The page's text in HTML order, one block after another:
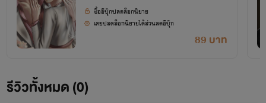
89 บาท
ซื้ออีบุ๊กปลดล็อกนิยาย
เคยปลดล็อกนิยายได้ส่วนลดอีบุ๊ก
รีวิวทั้งหมด (0)